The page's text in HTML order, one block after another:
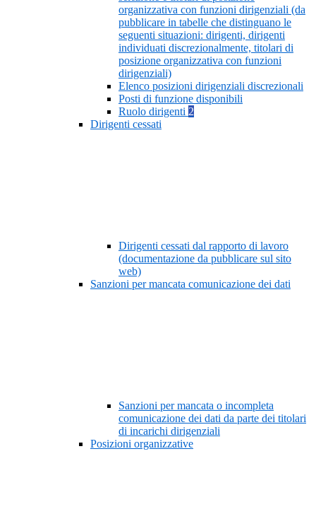
organizzativa con funzioni dirigenziali (da
pubblicare in tabelle che distinguano le
seguenti situazioni: dirigenti, dirigenti
individuati discrezionalmente, titolari di
posizione organizzativa con funzioni
dirigenziali)
Elenco posizioni dirigenziali discrezionali
Posti di funzione disponibili
Ruolo dirigenti 2
Dirigenti cessati
Dirigenti cessati dal rapporto di lavoro
(documentazione da pubblicare sul sito
web)
Sanzioni per mancata comunicazione dei dati
Sanzioni per mancata o incompleta
comunicazione dei dati da parte dei titolari
di incarichi dirigenziali
Posizioni organizzative